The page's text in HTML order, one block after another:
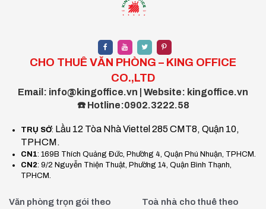
CHO THUÊ VĂN PHÒNG – KING OFFICE
CO.,LTD
Email: info@kingoffice.vn | Website: kingoffice.vn
☎️ Hotline:0902.3222.58
TRỤ SỞ: Lầu 12 Tòa Nhà Viettel 285 CMT8, Quận 10,
TPHCM.
CN1: 169B Thích Quảng Đức, Phường 4, Quận Phú Nhuận, TPHCM.
CN2: 9/2 Nguyễn Thiện Thuật, Phường 14, Quận Bình Thạnh,
TPHCM.
Văn phòng trọn gói theo Toà nhà cho thuê theo